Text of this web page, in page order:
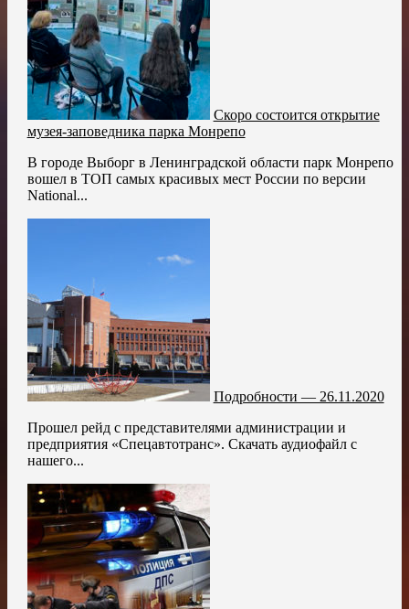
Скоро состоится открытие
музея-заповедника парка Монрепо
В городе Выборг в Ленинградской области парк Монрепо
вошел в ТОП самых красивых мест России по версии
National...
Подробности — 26.11.2020
Прошел рейд с представителями администрации и
предприятия «Спецавтотранс». Скачать аудиофайл с
нашего...